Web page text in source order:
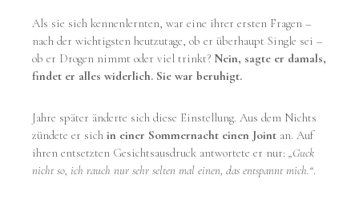
Als sie sich kennenlernten, war eine ihrer ersten Fragen –
nach der wichtigsten heutzutage, ob er überhaupt Single sei –
ob er Drogen nimmt oder viel trinkt? Nein, sagte er damals,
findet er alles widerlich. Sie war beruhigt.
Jahre später änderte sich diese Einstellung. Aus dem Nichts
zündete er sichin einer Sommernacht einen Joint an. Auf
ihren entsetzten Gesichtsausdruck antwortete er nur:„Guck
nicht so, ich rauch nur sehr selten mal einen, das entspannt mich.“.